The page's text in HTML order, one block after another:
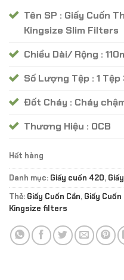
Tên SP : Giấy Cuốn
Kingsize Slim Filters
Chiều Dài/ Rộng :
Số Lượng Tệp : 1
Đốt Cháy : Cháy
Thương Hiệu : OCB
Hết hàng
Danh mục: Giấy cuốn 420,
Thẻ: Giấy Cuốn Cần, Giấy Cuốn
Kingsize filters